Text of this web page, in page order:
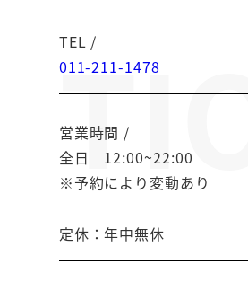
TEL /
011-211-1478
営業時間 /
全日 12:00~22:00
※予約により変動あり
定休：年中無休